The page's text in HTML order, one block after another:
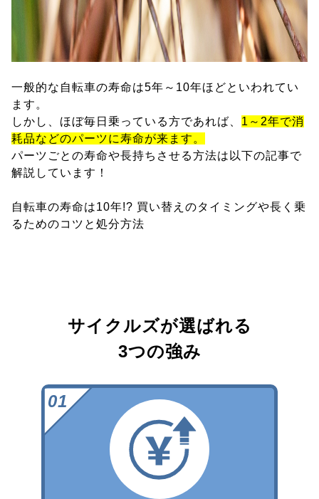
一般的な自転車の寿命は5年～10年ほどといわれてい
ます。
しかし、ほぼ毎日乗っている方であれば、 1～2年で消
耗品などのパーツに寿命が来ます。
パーツごとの寿命や長持ちさせる方法は以下の記事で
解説しています！
自転車の寿命は10年!? 買い替えのタイミングや長く乗
るためのコツと処分方法
サイクルズが選ばれる
3つの強み